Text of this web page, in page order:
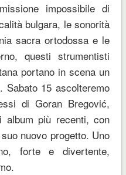
impossibile di
bulgara, le sonorità
sacra ortodossa e le
questi strumentisti
portano in scena un
15 ascolteremo
di Goran Bregović,
più recenti, con
nuovo progetto. Uno
forte e divertente,